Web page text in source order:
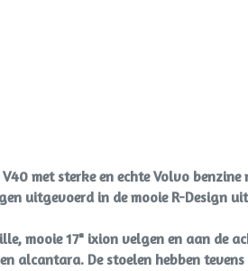
met sterke en echte Volvo
uitgevoerd in de mooie R-Design
mooie 17" ixion velgen en aan de
alcantara. De stoelen hebben tevens